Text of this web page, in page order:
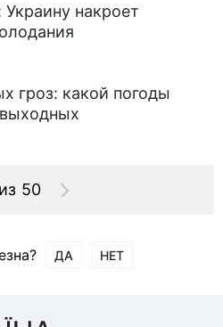
накроет
гроз: какой погоды
50
ДА НЕТ